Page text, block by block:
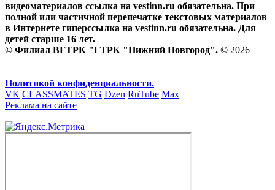
видеоматериалов ссылка на vestinn.ru обязательна. При
полной или частичной перепечатке текстовых материалов
в Интернете гиперссылка на vestinn.ru обязательна. Для
детей старше 16 лет.
© Филиал ВГТРК "ГТРК "Нижний Новгород". © 2026
Политикой конфиденциальности.
VK CLASSMATES TG Dzen RuTube Max
Реклама на сайте